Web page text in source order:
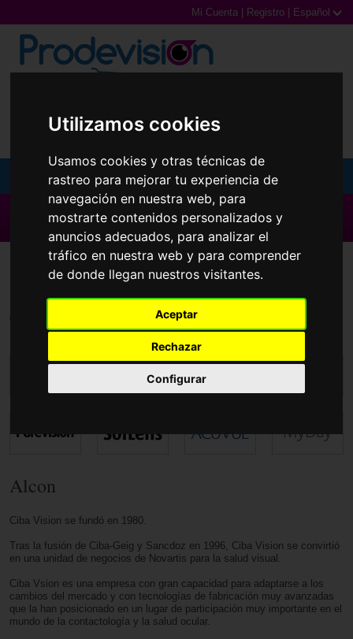
Utilizamos cookies
Usamos cookies y otras técnicas de
rastreo para mejorar tu experiencia de
navegación en nuestra web, para
mostrarte contenidos personalizados y
anuncios adecuados, para analizar el
tráfico en nuestra web y para comprender
de donde llegan nuestros visitantes.
Aceptar
Rechazar
Configurar
Mi Cuenta Registro Español
Gafas de Sol
Gafas Graduadas
Gafas Deportivas
Lentillas
Accesorios
▶ Todas las Marcas ◀
LentillasExtrema
Todas las marcas
Alcon
Ciba Vision se fundó en 1980.
Tras la fusión de Ciba-Geig y Sancdoz en 1996, Ciba Vision se convirtió
en una unidad de negocios de Novartis para la salud visual.
Ciba Vsion es una empresa con gran capacidad para adaptarse a los
cambios del mercado y con tecnologías de fabricación muy avanzadas
que la han posicionado en un lugar de participación muy importante en el
mundo de la contactología y la salud ocular.